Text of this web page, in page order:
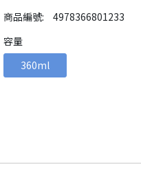
商品編號:
4978366801233
容量
360ml